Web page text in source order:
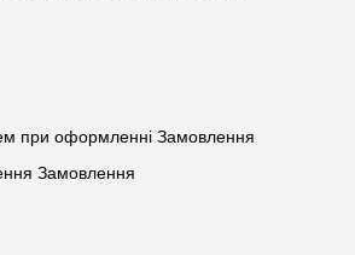
при оформленні Замовлення
Замовлення